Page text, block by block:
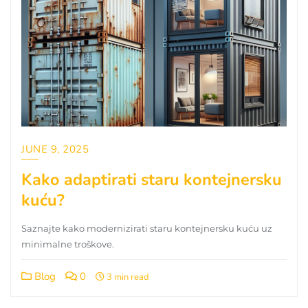
JUNE 9, 2025
Kako adaptirati staru kontejnersku
kuću?
Saznajte kako modernizirati staru kontejnersku kuću uz
minimalne troškove.
Blog 0 3 min read